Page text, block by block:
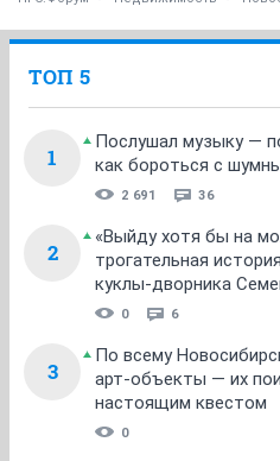
ТОП 5
1
Послушал музыку —
как бороться с
2 691 36
2
«Выйду хотя бы на
трогательная
куклы-дворника
0 6
3
По всему
арт-объекты — их
настоящим квестом
0